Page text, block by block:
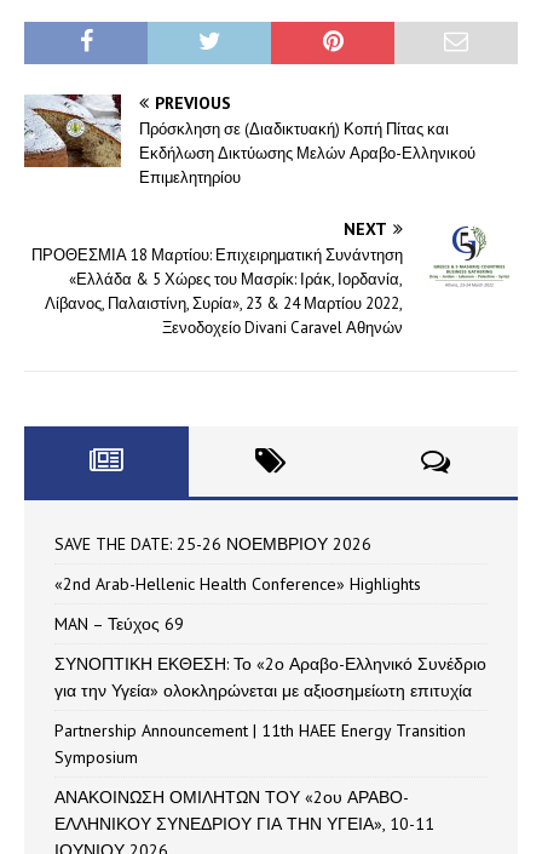
PREVIOUS
Πρόσκληση σε (Διαδικτυακή) Κοπή Πίτας και
Εκδήλωση Δικτύωσης Μελών Αραβο-Ελληνικού
Επιμελητηρίου
NEXT
ΠΡΟΘΕΣΜΙΑ 18 Μαρτίου: Επιχειρηματική Συνάντηση
«Ελλάδα & 5 Χώρες του Μασρίκ: Ιράκ, Ιορδανία,
Λίβανος, Παλαιστίνη, Συρία», 23 & 24 Μαρτίου 2022,
Ξενοδοχείο Divani Caravel Αθηνών
SAVE THE DATE: 25-26 ΝΟΕΜΒΡΙΟΥ 2026
«2nd Arab-Hellenic Health Conference» Highlights
MAN – Τεύχος 69
ΣΥΝΟΠΤΙΚΗ ΕΚΘΕΣΗ: Το «2ο Αραβο-Ελληνικό Συνέδριο
για την Υγεία» ολοκληρώνεται με αξιοσημείωτη επιτυχία
Partnership Announcement | 11th HAEE Energy Transition
Symposium
ΑΝΑΚΟΙΝΩΣΗ ΟΜΙΛΗΤΩΝ ΤΟΥ «2ου ΑΡΑΒΟ-
ΕΛΛΗΝΙΚΟΥ ΣΥΝΕΔΡΙΟΥ ΓΙΑ ΤΗΝ ΥΓΕΙΑ», 10-11